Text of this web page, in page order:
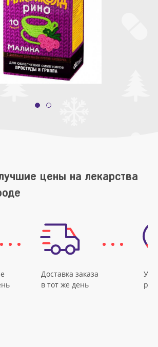
цены на лекарства
Доставка заказа
в тот же день